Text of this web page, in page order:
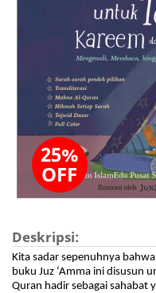
25%
OFF
Deskripsi:
Kita sadar sepenuhnya
buku Juz ‘Amma ini disusun
Quran hadir sebagai sahabat